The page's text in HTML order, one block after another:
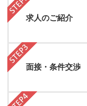
求人のご紹介
面接・条件交渉